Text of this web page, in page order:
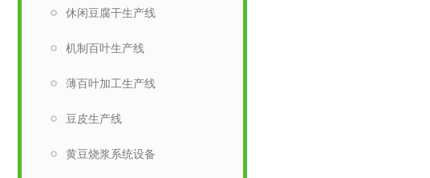
休闲豆腐干生产线
机制百叶生产线
薄百叶加工生产线
豆皮生产线
黄豆烧浆系统设备